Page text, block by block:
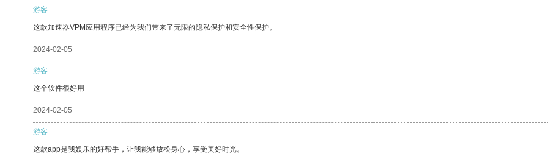
游客
这款加速器VPM应用程序已经为我们带来了无限的隐私保护和安全性保护。
2024-02-05
游客
这个软件很好用
2024-02-05
游客
这款app是我娱乐的好帮手，让我能够放松身心，享受美好时光。